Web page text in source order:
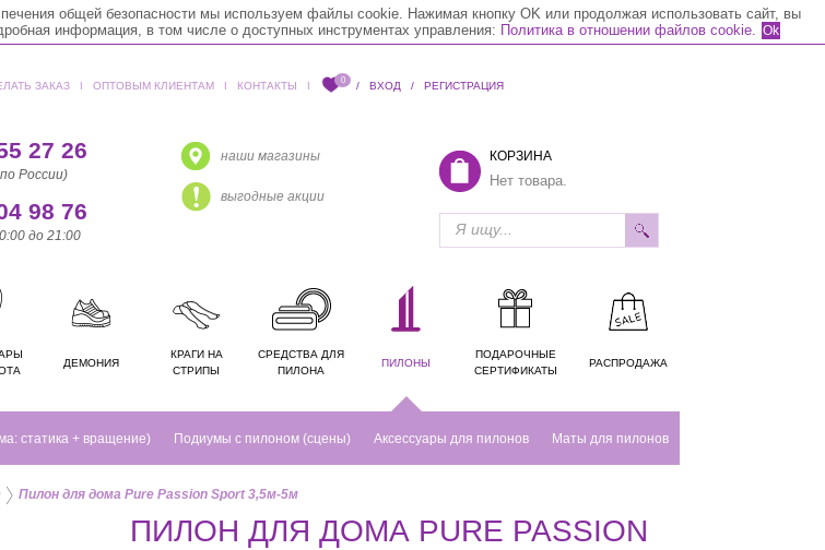
общей безопасности мы используем файлы cookie. Нажимая кнопку OK или продолжая использовать сайт, вы
информация, в том числе о доступных инструментах управления: Политика в отношении файлов cookie. Ok
ЗАКАЗ ǀ ОПТОВЫМ КЛИЕНТАМ ǀ КОНТАКТЫ ǀ 0 / ВХОД / РЕГИСТРАЦИЯ
КОРЗИНА
Нет товара.
27 26
России)
98 76
до 21:00
наши магазины
выгодные акции
ДЕМОНИЯ
КРАГИ НА
СТРИПЫ
СРЕДСТВА ДЛЯ
ПИЛОНА
ПИЛОНЫ
ПОДАРОЧНЫЕ
СЕРТИФИКАТЫ
РАСПРОДАЖА
статика + вращение) Подиумы с пилоном (сцены) Аксессуары для пилонов Маты для пилонов
Пилон для дома Pure Passion Sport 3,5м-5м
ПИЛОН ДЛЯ ДОМА PURE PASSION